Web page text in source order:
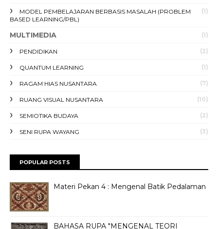
MODEL PEMBELAJARAN BERBASIS MASALAH (PROBLEM
BASED LEARNING/PBL)
(1)
MULTIMEDIA (1)
PENDIDIKAN (2)
QUANTUM LEARNING (1)
RAGAM HIAS NUSANTARA (7)
RUANG VISUAL NUSANTARA (10)
SEMIOTIKA BUDAYA (2)
SENI RUPA WAYANG (3)
POPULAR POSTS
Materi Pekan 4 : Mengenal Batik Pedalaman
BAHASA RUPA "MENGENAL TEORI